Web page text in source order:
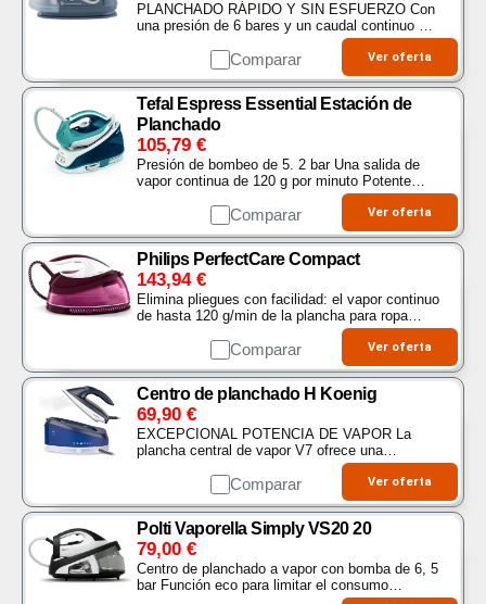
PLANCHADO RÁPIDO Y SIN ESFUERZO Con
una presión de 6 bares y un caudal continuo de
100 gmin, la plancha de vapor H. Koenig V5i
proporciona un vapor potente y continuo para
eliminar incluso…
Comparar Ver oferta
Tefal Espress Essential Estación de
Planchado
105,79 €
Presión de bombeo de 5. 2 bar Una salida de
vapor continua de 120 g por minuto Potente
golpe de vapor de 280 g por minuto para
resultados rápidos…Comparar Ver oferta
Philips PerfectCare Compact
143,94 €
Elimina pliegues con facilidad: el vapor continuo
de hasta 120 g/min de la plancha para ropa
elimina el esfuerzo al planchar – Verás los
pliegues desaparecer con un golpe de vapor
adicional de hasta 400…
Comparar Ver oferta
Centro de planchado H Koenig
69,90 €
EXCEPCIONAL POTENCIA DE VAPOR La
plancha central de vapor V7 ofrece una
extraordinaria presión de vapor de 5, 5 bares, lo
que garantiza unos resultados de planchado
impecables, incluso…
Comparar Ver oferta
Polti Vaporella Simply VS20 20
79,00 €
Centro de planchado a vapor con bomba de 6, 5
bar Función eco para limitar el consumo